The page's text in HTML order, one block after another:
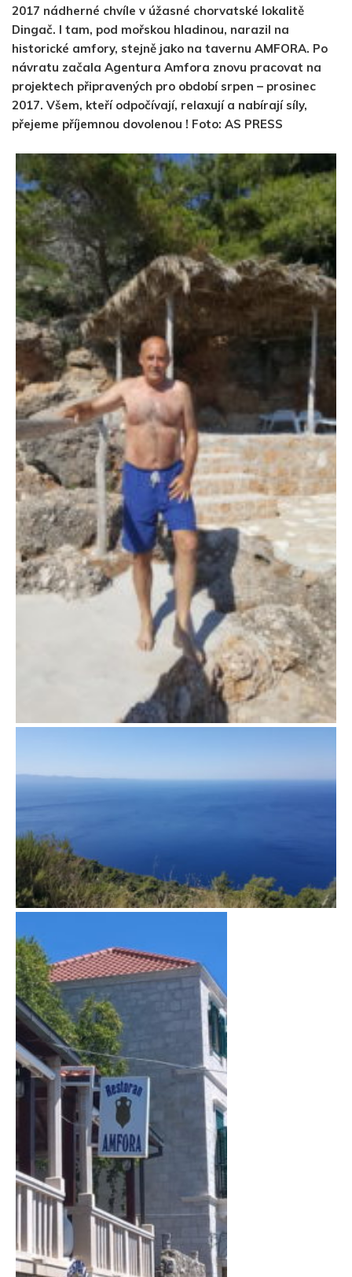
2017 nádherné chvíle v úžasné chorvatské lokalitě
Dingač. I tam, pod mořskou hladinou, narazil na
historické amfory, stejně jako na tavernu AMFORA. Po
návratu začala Agentura Amfora znovu pracovat na
projektech připravených pro období srpen – prosinec
2017. Všem, kteří odpočívají, relaxují a nabírají síly,
přejeme příjemnou dovolenou ! Foto: AS PRESS